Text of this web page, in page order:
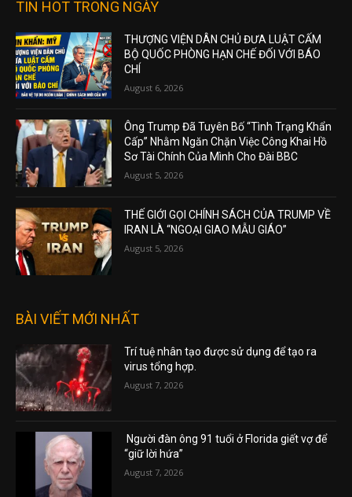
TIN HOT TRONG NGÀY
THƯỢNG VIỆN DÂN CHỦ ĐƯA LUẬT CẤM
BỘ QUỐC PHÒNG HẠN CHẾ ĐỐI VỚI BÁO
CHÍ
August 6, 2026
Ông Trump Đã Tuyên Bố “Tình Trạng Khẩn
Cấp” Nhằm Ngăn Chặn Việc Công Khai Hồ
Sơ Tài Chính Của Mình Cho Đài BBC
August 5, 2026
THẾ GIỚI GỌI CHÍNH SÁCH CỦA TRUMP VỀ
IRAN LÀ “NGOẠI GIAO MẪU GIÁO”
August 5, 2026
BÀI VIẾT MỚI NHẤT
Trí tuệ nhân tạo được sử dụng để tạo ra
virus tổng hợp.
August 7, 2026
Người đàn ông 91 tuổi ở Florida giết vợ để
“giữ lời hứa”
August 7, 2026